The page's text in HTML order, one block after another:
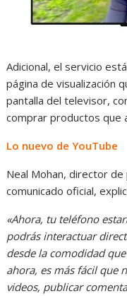
Adicional, el servicio
página de visualización
pantalla del televisor,
comprar productos que
Lo nuevo de YouTube
Neal Mohan, director
comunicado oficial,
«Ahora, tu teléfono
podrás interactuar
desde la comodidad
ahora, es más fácil que
videos, publicar